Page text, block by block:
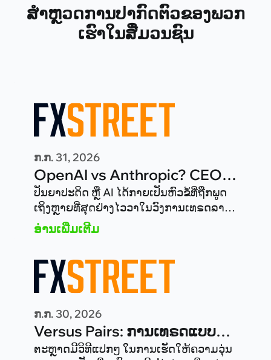
ສຳຫຼວດການປາກົດຕົວຂອງພວກ
ເຮົາໃນສື່ມວນຊົນ
ກ.ກ. 31, 2026
OpenAI vs Anthropic? CEO
ຂອງ Versus Trade, Vitalii
Bulynin, ເວົ້າເຖິງອະນາຄົດ AI ໃນ
ການເທຣດ
ປັນຍາປະດິດ ຫຼື AI ໄດ້ກາຍເປັນຫົວຂໍ້ທີ່ຖືກພູດ
ເຖິງຫຼາຍທີ່ສຸດຢ່າງໄວວາໃນວົງການເທຣດລາຍ
ຍ່ອຍ.
ອ່ານເພີ່ມເຕີມ
ກ.ກ. 30, 2026
Versus Pairs: ການເທຣດແບບບໍ່
ກັງວົນ: ເປັນຫຍັງຫຸ້ນບໍ່ຢ້ານອີກ
ຕະຫຼາດມີວິທີແປກໆ ໃນການເຮັດໃຫ້ຄວາມວຸ່ນ